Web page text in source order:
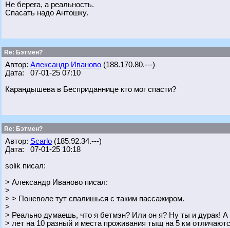
Не берега, а реальность.
Спасать надо Антошку.
Re: Бэтмен?
Автор: Александр Иваново (188.170.80.---)
Дата: 07-01-25 07:10
Карандышева в Бесприданнице кто мог спасти?
Re: Бэтмен?
Автор: Scarlo (185.92.34.---)
Дата: 07-01-25 10:18
solik писал:
> Александр Иваново писал:
>
> > Поневоле тут спалишься с таким пассажиром.
>
> Реально думаешь, что я бетмэн? Или он я? Ну ты и дурак! А
> лет на 10 разный и места проживания тыщ на 5 км